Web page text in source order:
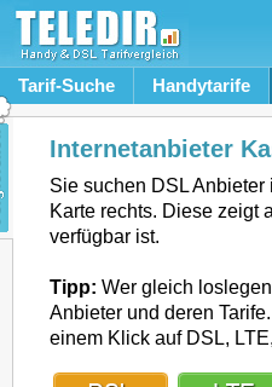
Tarif-Suche Handytarife
Internetanbieter
Sie suchen DSL
Karte rechts. Diese zeigt
verfügbar ist.
Tipp: Wer gleich
Anbieter und deren
einem Klick auf DSL,